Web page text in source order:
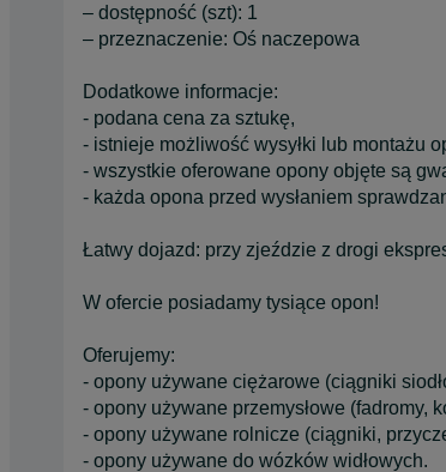
– dostępność (szt): 1
– przeznaczenie: Oś naczepowa
Dodatkowe informacje:
- podana cena za sztukę,
- istnieje możliwość wysyłki lub montażu
- wszystkie oferowane opony objęte są
- każda opona przed wysłaniem
Łatwy dojazd: przy zjeździe z drogi
W ofercie posiadamy tysiące opon!
Oferujemy:
- opony używane ciężarowe (ciągniki
- opony używane przemysłowe (fadromy,
- opony używane rolnicze (ciągniki,
- opony używane do wózków widłowych.